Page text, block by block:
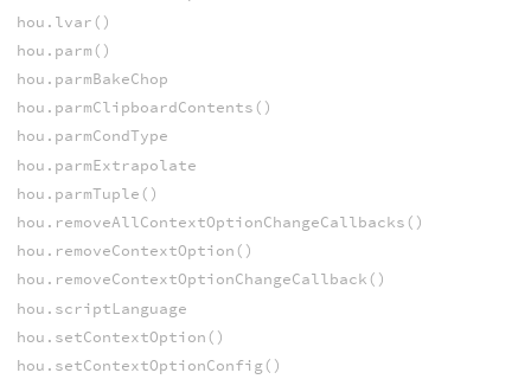
hou.lvar()
hou.parm()
hou.parmBakeChop
hou.parmClipboardContents()
hou.parmCondType
hou.parmExtrapolate
hou.parmTuple()
hou.removeAllContextOptionChangeCallbacks()
hou.removeContextOption()
hou.removeContextOptionChangeCallback()
hou.scriptLanguage
hou.setContextOption()
hou.setContextOptionConfig()